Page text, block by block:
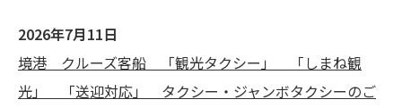
2026年7月11日
境港 クルーズ客船 「観光タクシー」 「しまね観
光」 「送迎対応」 タクシー・ジャンボタクシーのご